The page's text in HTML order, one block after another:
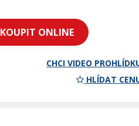
KOUPIT ONLINE
CHCI VIDEO
HLÍDAT